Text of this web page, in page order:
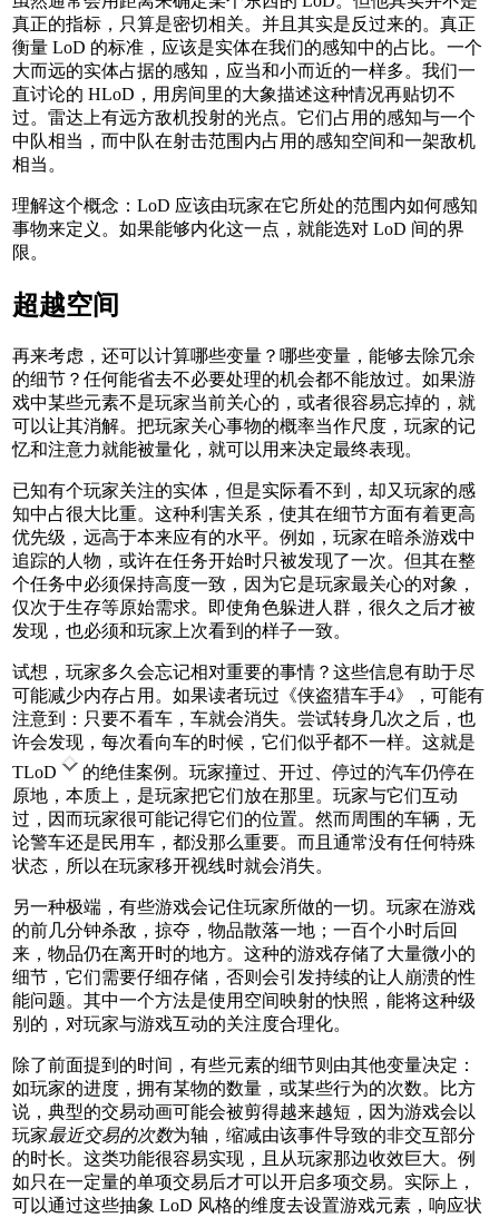
真正的指标，只算是密切相关。并且其实是反过来的。真正
衡量 LoD 的标准，应该是实体在我们的感知中的占比。一个
大而远的实体占据的感知，应当和小而近的一样多。我们一
直讨论的 HLoD，用房间里的大象描述这种情况再贴切不
过。雷达上有远方敌机投射的光点。它们占用的感知与一个
中队相当，而中队在射击范围内占用的感知空间和一架敌机
相当。
理解这个概念：LoD 应该由玩家在它所处的范围内如何感知
事物来定义。如果能够内化这一点，就能选对 LoD 间的界
限。
超越空间
再来考虑，还可以计算哪些变量？哪些变量，能够去除冗余
的细节？任何能省去不必要处理的机会都不能放过。如果游
戏中某些元素不是玩家当前关心的，或者很容易忘掉的，就
可以让其消解。把玩家关心事物的概率当作尺度，玩家的记
忆和注意力就能被量化，就可以用来决定最终表现。
已知有个玩家关注的实体，但是实际看不到，却又玩家的感
知中占很大比重。这种利害关系，使其在细节方面有着更高
优先级，远高于本来应有的水平。例如，玩家在暗杀游戏中
追踪的人物，或许在任务开始时只被发现了一次。但其在整
个任务中必须保持高度一致，因为它是玩家最关心的对象，
仅次于生存等原始需求。即使角色躲进人群，很久之后才被
发现，也必须和玩家上次看到的样子一致。
试想，玩家多久会忘记相对重要的事情？这些信息有助于尽
可能减少内存占用。如果读者玩过《侠盗猎车手4》，可能有
注意到：只要不看车，车就会消失。尝试转身几次之后，也
许会发现，每次看向车的时候，它们似乎都不一样。这就是
TLoD
的绝佳案例。玩家撞过、开过、停过的汽车仍停在
原地，本质上，是玩家把它们放在那里。玩家与它们互动
过，因而玩家很可能记得它们的位置。然而周围的车辆，无
论警车还是民用车，都没那么重要。而且通常没有任何特殊
状态，所以在玩家移开视线时就会消失。
另一种极端，有些游戏会记住玩家所做的一切。玩家在游戏
的前几分钟杀敌，掠夺，物品散落一地；一百个小时后回
来，物品仍在离开时的地方。这种的游戏存储了大量微小的
细节，它们需要仔细存储，否则会引发持续的让人崩溃的性
能问题。其中一个方法是使用空间映射的快照，能将这种级
别的，对玩家与游戏互动的关注度合理化。
除了前面提到的时间，有些元素的细节则由其他变量决定：
如玩家的进度，拥有某物的数量，或某些行为的次数。比方
说，典型的交易动画可能会被剪得越来越短，因为游戏会以
玩家最近交易的次数为轴，缩减由该事件导致的非交互部分
的时长。这类功能很容易实现，且从玩家那边收效巨大。例
如只在一定量的单项交易后才可以开启多项交易。实际上，
可以通过这些抽象 LoD 风格的维度去设置游戏元素，响应状